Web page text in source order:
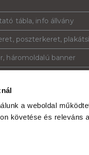
a weboldal
követése és releváns
tábla, info állvány
poszterkeret,
háromoldalú banner
totemoszlop
hirdetés